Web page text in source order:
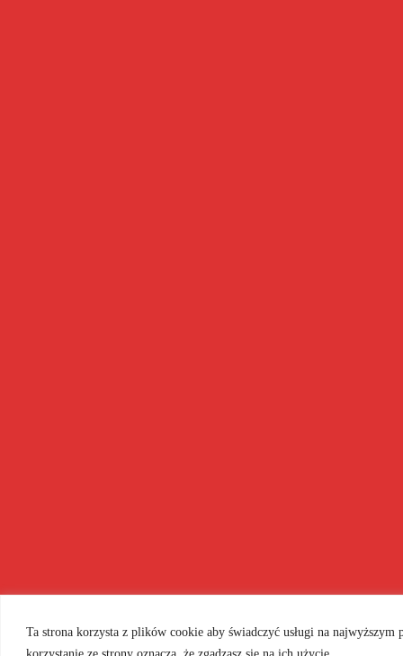
Ta strona korzysta z plików cookie aby świadczyć usługi na najwyższym
korzystanie ze strony oznacza, że zgadzasz się na ich użycie.